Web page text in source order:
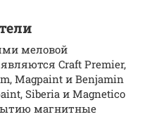
меловой
Craft Premier,
Magpaint и Benjamin
Siberia и Magnetico
магнитные